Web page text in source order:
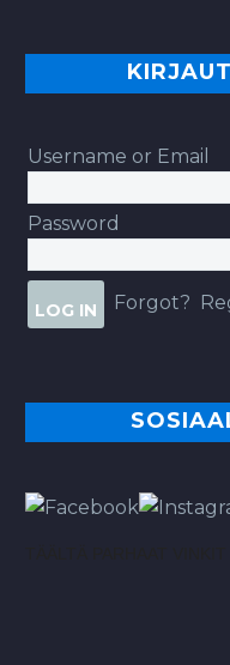
Username or Email
Password
Forgot?